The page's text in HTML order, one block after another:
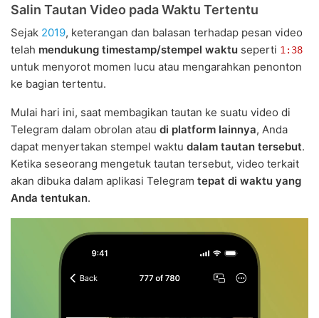
Salin Tautan Video pada Waktu Tertentu
Sejak 2019, keterangan dan balasan terhadap pesan video
telah mendukung timestamp/stempel waktu seperti 1:38
untuk menyorot momen lucu atau mengarahkan penonton
ke bagian tertentu.
Mulai hari ini, saat membagikan tautan ke suatu video di
Telegram dalam obrolan atau di platform lainnya, Anda
dapat menyertakan stempel waktu dalam tautan tersebut.
Ketika seseorang mengetuk tautan tersebut, video terkait
akan dibuka dalam aplikasi Telegram tepat di waktu yang
Anda tentukan.